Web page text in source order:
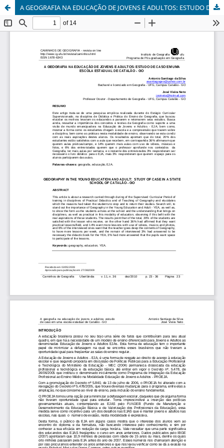
A GEOGRAFIA NA EDUCAÇÃO DE JOVENS E ADULTOS: ESTUDO DE CASO EM UMA ESCOLA ESTADUAL DE CATALÃO - GO